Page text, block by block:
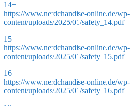
14+
https://www.nerdchandise-online.de/wp-
content/uploads/2025/01/safety_14.pdf
15+
https://www.nerdchandise-online.de/wp-
content/uploads/2025/01/safety_15.pdf
16+
https://www.nerdchandise-online.de/wp-
content/uploads/2025/01/safety_16.pdf